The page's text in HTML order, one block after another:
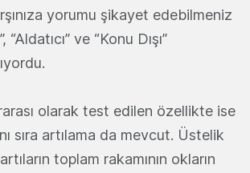
yorumu şikayet edebilmeniz
ve “Konu Dışı”
olarak test edilen özellikte ise
sıra artılama da mevcut. Üstelik
toplam rakamının okların